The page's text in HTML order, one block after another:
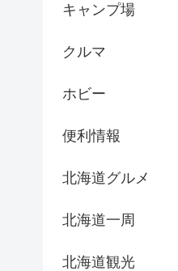
キャンプ場
クルマ
ホビー
便利情報
北海道グルメ
北海道一周
北海道観光